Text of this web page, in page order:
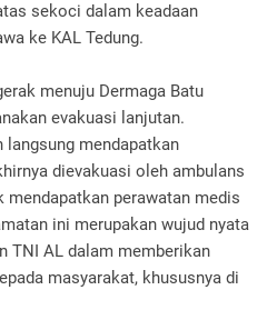
sekoci dalam keadaan
ke KAL Tedung.
menuju Dermaga Batu
evakuasi lanjutan.
langsung mendapatkan
dievakuasi oleh ambulans
perawatan medis
ini merupakan wujud nyata
TNI AL dalam memberikan
masyarakat, khususnya di